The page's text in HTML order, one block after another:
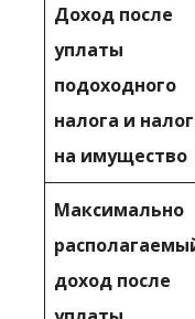
Доход после
уплаты
подоходного
налога и
на имущество
Максимально
доход после